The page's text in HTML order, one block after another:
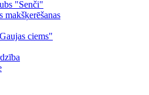
"Senči"
makšķerēšanas
ciems"